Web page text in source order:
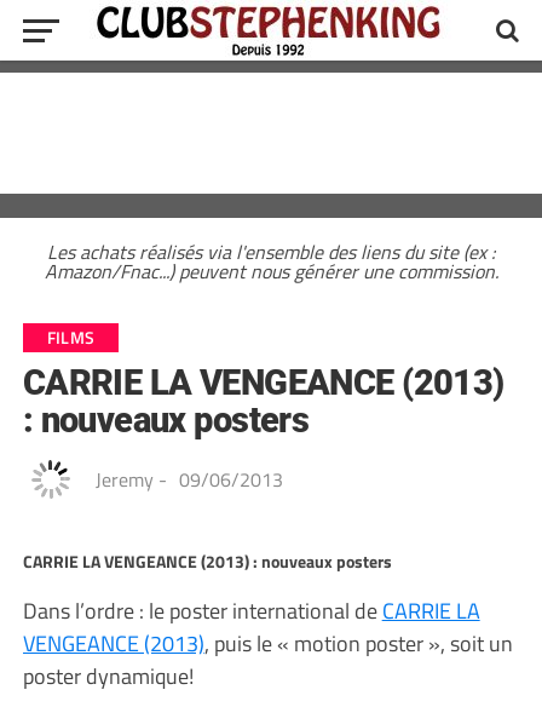
Les achats réalisés via l'ensemble des liens du site (ex :
Amazon/Fnac...) peuvent nous générer une commission.
FILMS
CARRIE LA VENGEANCE (2013)
: nouveaux posters
Jeremy - 09/06/2013
CARRIE LA VENGEANCE (2013) : nouveaux posters
Dans l’ordre : le poster international deCARRIE LA
VENGEANCE (2013), puis le « motion poster », soit un
poster dynamique!